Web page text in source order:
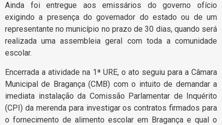
Ainda foi entregue aos emissários do governo ofício
exigindo a presença do governador do estado ou de um
representante no município no prazo de 30 dias, quando será
realizada uma assembleia geral com toda a comunidade
escolar.
Encerrada a atividade na 1ª URE, o ato seguiu para a Câmara
Municipal de Bragança (CMB) com o intuito de demandar a
imediata instalação da Comissão Parlamentar de Inquérito
(CPI) da merenda para investigar os contratos firmados para
o fornecimento de alimento escolar em Bragança e qual o